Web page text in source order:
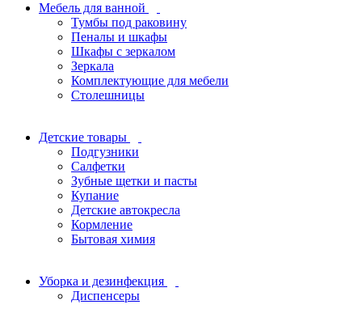
Мебель для ванной
Тумбы под раковину
Пеналы и шкафы
Шкафы с зеркалом
Зеркала
Комплектующие для мебели
Столешницы
Детские товары
Подгузники
Салфетки
Зубные щетки и пасты
Купание
Детские автокресла
Кормление
Бытовая химия
Уборка и дезинфекция
Диспенсеры